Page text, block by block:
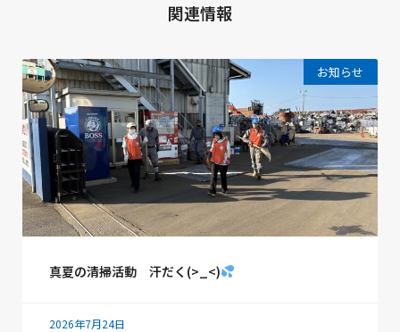
関連情報
お知らせ
真夏の清掃活動 汗だく(>_<)
2026年7月24日